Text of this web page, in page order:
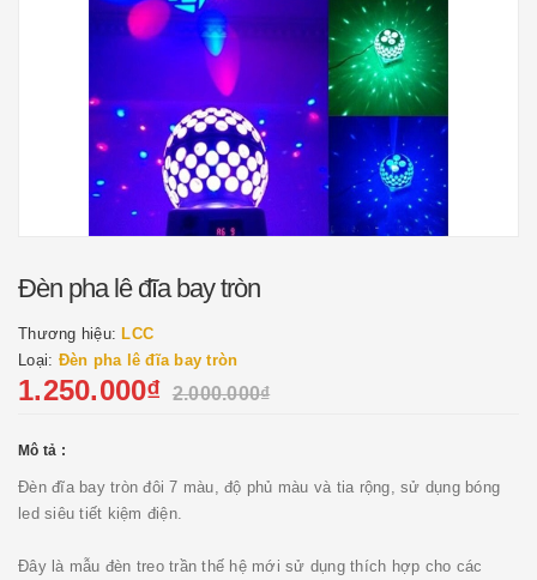
Đèn pha lê đĩa bay tròn
Thương hiệu: LCC
Loại: Đèn pha lê đĩa bay tròn
1.250.000₫ 2.000.000₫
Mô tả :
Đèn đĩa bay tròn đôi 7 màu, độ phủ màu và tia rộng, sử dụng bóng
led siêu tiết kiệm điện.
Đây là mẫu đèn treo trần thế hệ mới sử dụng thích hợp cho các